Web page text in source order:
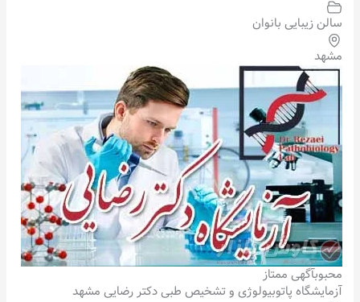
سالن زیبایی بانوان
مشهد
محبوبآگهی ممتاز
آزمایشگاه پاتوبیولوژی و تشخیص طبی دکتر رضایی مشهد